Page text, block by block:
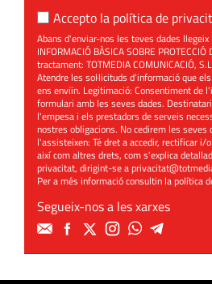
Accepto la política de
Abans d'enviar-nos les teves dades
INFORMACIÓ BÀSICA SOBRE
tractament: TOTMEDIA COMUNICACIÓ,
Atendre les sol·licituds d'informació que
ens enviïn. Legitimació: Consentiment de
formulari amb les seves dades.
l'empesa i els prestadors de serveis
nostres obligacions. No cedirem les seves
l'assisteixen: Té dret a accedir, rectificar i/
així com altres drets, com s'explica
privacitat, dirigint-se a
Per a més informació consultin lapolítica
Segueix-nos a les xarxes